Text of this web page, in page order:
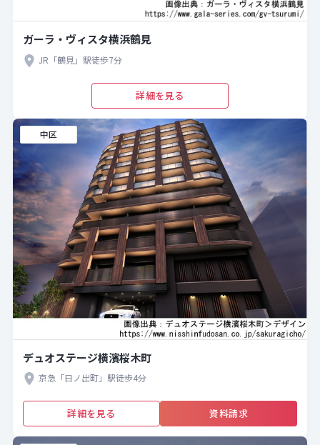
ガーラ・ヴィスタ横浜鶴見
JR「鶴見」駅徒歩7分
詳細を見る
中区
デュオステージ横濱桜木町
京急「日ノ出町」駅徒歩4分
詳細を見る 資料請求